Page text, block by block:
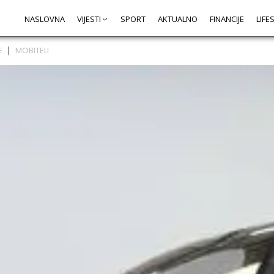
NASLOVNA VIJESTI SPORT AKTUALNO FINANCIJE